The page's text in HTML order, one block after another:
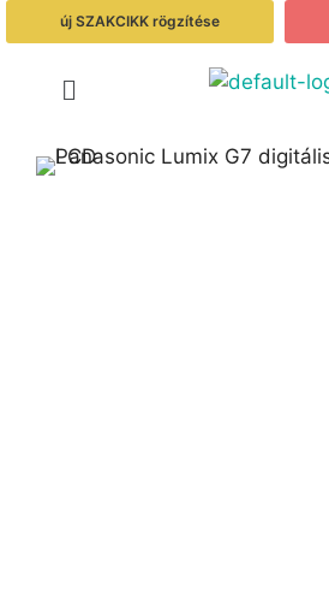
új SZAKCIKK rögzítése